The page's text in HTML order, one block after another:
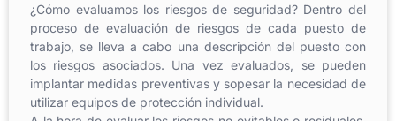
¿Cómo evaluamos los riesgos de seguridad? Dentro del
proceso de evaluación de riesgos de cada puesto de
trabajo, se lleva a cabo una descripción del puesto con
los riesgos asociados. Una vez evaluados, se pueden
implantar medidas preventivas y sopesar la necesidad de
utilizar equipos de protección individual.